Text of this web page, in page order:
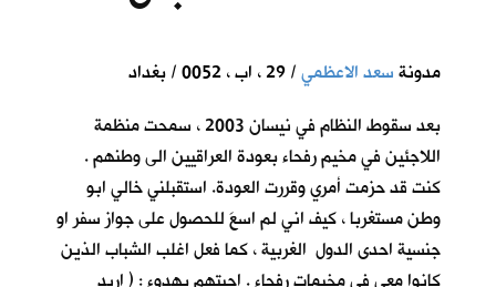
مدونةسعد الاعظمي/ 29 ، اب ، 0052 / بغداد
بعد سقوط النظام في نيسان 2003 ، سمحت منظمة
اللاجئين في مخيم رفحاء بعودة العراقيين الى وطنهم .
كنت قد حزمت أمري وقررت العودة. استقبلني خالي ابو
وطن مستغربا ، كيف اني لم اسعَ للحصول على جواز سفر او
جنسية احدى الدول الغربية ، كما فعل اغلب الشباب الذين